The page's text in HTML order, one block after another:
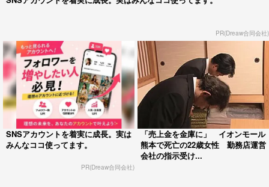
PR(Dreaw合同会社)
SNSアカウントを着実に成長。実は
みんなココ使ってます。
PR(Dreaw合同会社)
「売上金を金庫に」 イオンモール
熊本で死亡の22歳女性 勤務店運営
会社の指示受け...